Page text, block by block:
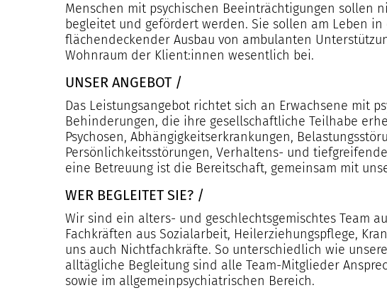
Menschen mit psychischen Beeinträchtigungen sollen
begleitet und gefördert werden. Sie sollen am Leben
flächendeckender Ausbau von ambulanten
Wohnraum der Klient:innen wesentlich bei.
UNSER ANGEBOT /
Das Leistungsangebot richtet sich an Erwachsene mit
Behinderungen, die ihre gesellschaftliche Teilhabe
Psychosen, Abhängigkeitserkrankungen,
Persönlichkeitsstörungen, Verhaltens- und
eine Betreuung ist die Bereitschaft, gemeinsam mit
WER BEGLEITET SIE? /
Wir sind ein alters- und geschlechtsgemischtes Team
Fachkräften aus Sozialarbeit, Heilerziehungspflege,
uns auch Nichtfachkräfte. So unterschiedlich wie
alltägliche Begleitung sind alle Team-Mitglieder
sowie im allgemeinpsychiatrischen Bereich.